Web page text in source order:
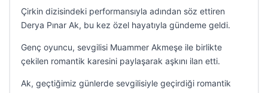
Çirkin dizisindeki performansıyla adından söz ettiren
Derya Pınar Ak, bu kez özel hayatıyla gündeme geldi.
Genç oyuncu, sevgilisi Muammer Akmeşe ile birlikte
çekilen romantik karesini paylaşarak aşkını ilan etti.
Ak, geçtiğimiz günlerde sevgilisiyle geçirdiği romantik